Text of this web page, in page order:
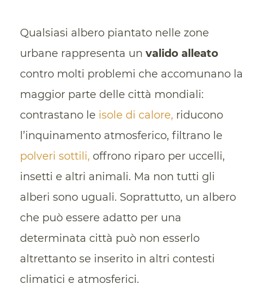
Qualsiasi albero piantato nelle zone
urbane rappresenta un valido alleato
contro molti problemi che accomunano la
maggior parte delle città mondiali:
contrastano le isole di calore, riducono
l’inquinamento atmosferico, filtrano le
polveri sottili, offrono riparo per uccelli,
insetti e altri animali. Ma non tutti gli
alberi sono uguali. Soprattutto, un albero
che può essere adatto per una
determinata città può non esserlo
altrettanto se inserito in altri contesti
climatici e atmosferici.